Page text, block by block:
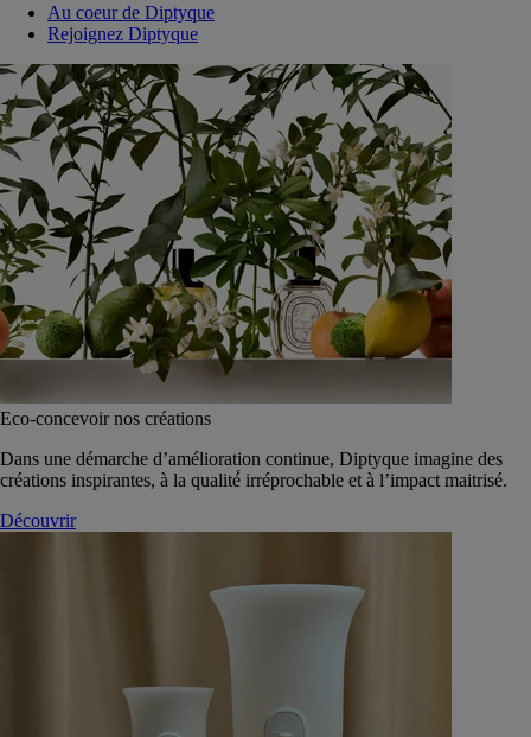
Au coeur de Diptyque
Rejoignez Diptyque
Eco-concevoir nos créations
Dans une démarche d’amélioration continue, Diptyque imagine des
créations inspirantes, à la qualité́ irréprochable et à l’impact maitrisé.
Découvrir